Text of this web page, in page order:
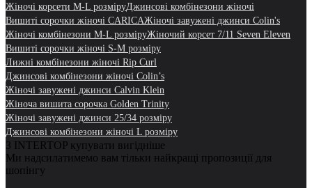
Жіночі корсети M-L розміруДжинсові комбінезони жіночі
Вишиті сорочки жіночі CARICAЖіночі завужені джинси Colin's
Жіночі комбінезони M-L розміруЖіночий корсет 7/11 Seven Eleven
Вишиті сорочки жіночі S-M розміру
Лижні комбінезони жіночі Rip Curl
Джинсові комбінезони жіночі Colin’s
Жіночі завужені джинси Calvin Klein
Жіноча вишита сорочка Golden Trinity
Жіночі завужені джинси 25/34 розміру
Джинсові комбінезони жіночі L розміру
З INTERTOP купувати вигідніше
Ми надсилатимемо вам тільки найкращі пропозиції для
шопінгу